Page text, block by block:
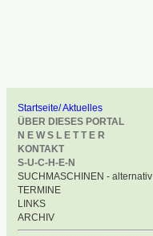
Startseite/ Aktuelles
ÜBER DIESES PORTAL
N E W S L E T T E R
KONTAKT
S-U-C-H-E-N
SUCHMASCHINEN - alternativ
TERMINE
LINKS
ARCHIV